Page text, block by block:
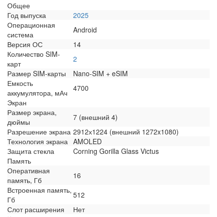
Общее
Год выпуска
2025
Операционная
система
Android
Версия ОС
14
Количество SIM-
карт
2
Размер SIM-карты
Nano-SIM + eSIM
Емкость
аккумулятора, мАч 4700
Экран
Размер экрана,
дюймы
7 (внешний 4)
Разрешение экрана 2912х1224 (внешний 1272x1080)
Технология экрана AMOLED
Защита стекла
Corning Gorilla Glass Victus
Память
Оперативная
память, Гб
16
Встроенная память,
Гб
512
Слот расширения
Нет